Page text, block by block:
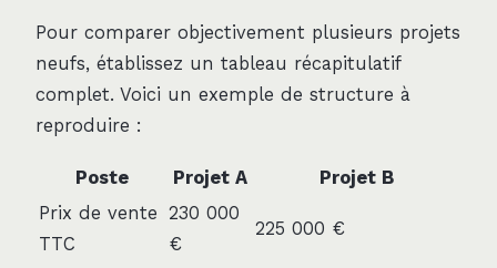
Pour comparer objectivement plusieurs projets
neufs, établissez un tableau récapitulatif
complet. Voici un exemple de structure à
reproduire :
Poste Projet A
Projet B
Prix de vente
TTC
230 000
€
225 000 €